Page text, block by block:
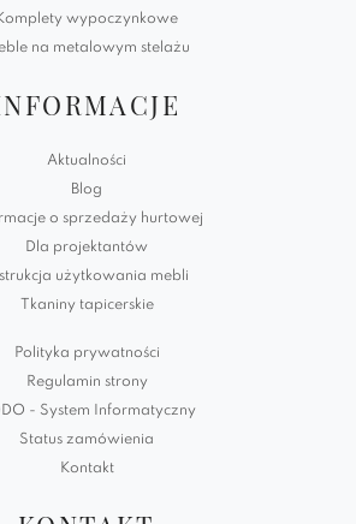
wypoczynkowe
na metalowym stelażu
Aktualności
Blog
o sprzedaży hurtowej
Dla projektantów
użytkowania mebli
Tkaniny tapicerskie
Polityka prywatności
Regulamin strony
- System Informatyczny
Status zamówienia
Kontakt